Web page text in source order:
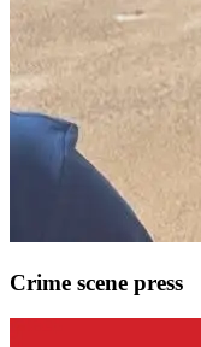
Crime scene press